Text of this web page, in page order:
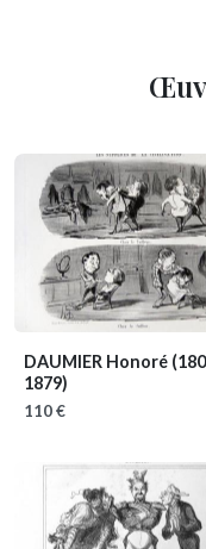
DAUMIER Honoré
1879)
110 €